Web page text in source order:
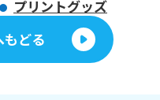
プリントグッズ
もどる